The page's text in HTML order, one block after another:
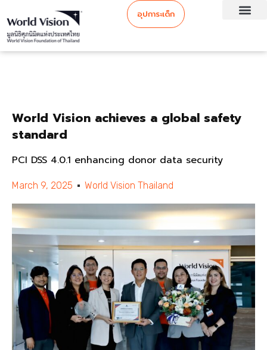
อุปการะเด็ก
World Vision achieves a global safety
standard
PCI DSS 4.0.1 enhancing donor data security
March 9, 2025 World Vision Thailand